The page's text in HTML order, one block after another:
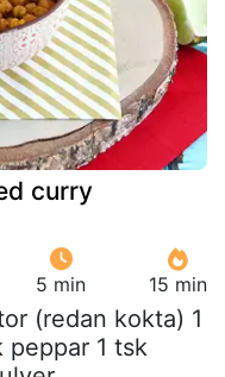
curry
5 min 15 min
(redan kokta) 1
peppar 1 tsk